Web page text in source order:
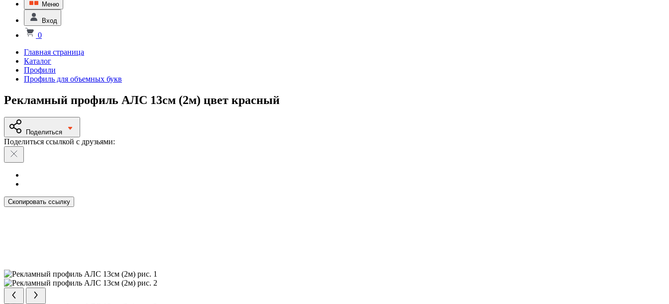
Меню
Вход
0
Главная страница
Каталог
Профили
Профиль для объемных букв
Рекламный профиль АЛС 13см (2м) цвет красный
Поделиться
Поделиться ссылкой с друзьями:
Скопировать ссылку